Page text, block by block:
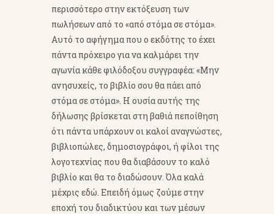
περισσότερο στην εκτόξευση των
πωλήσεων από το «από στόμα σε στόμα».
Αυτό το αφήγημα που ο εκδότης το έχει
πάντα πρόχειρο για να καλμάρει την
αγωνία κάθε φιλόδοξου συγγραφέα: «Μην
ανησυχείς, το βιβλίο σου θα πάει από
στόμα σε στόμα». Η ουσία αυτής της
δήλωσης βρίσκεται στη βαθιά πεποίθηση
ότι πάντα υπάρχουν οι καλοί αναγνώστες,
βιβλιοπώλες, δημοσιογράφοι, ή φίλοι της
λογοτεχνίας που θα διαβάσουν το καλό
βιβλίο και θα το διαδώσουν. Όλα καλά
μέχρις εδώ. Επειδή όμως ζούμε στην
εποχή του διαδικτύου και των μέσων